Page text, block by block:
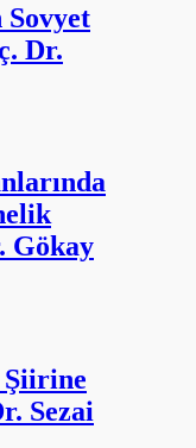
Sovyet
Dr.
Gökay
Şiirine
Sezai